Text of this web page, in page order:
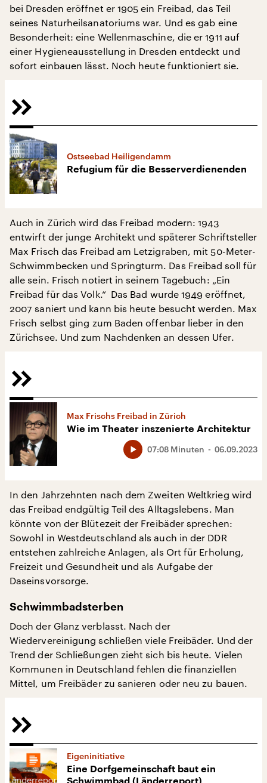
bei Dresden eröffnet er 1905 ein Freibad, das Teil
seines Naturheilsanatoriums war. Und es gab eine
Besonderheit: eine Wellenmaschine, die er 1911 auf
einer Hygieneausstellung in Dresden entdeckt und
sofort einbauen lässt. Noch heute funktioniert sie.
Ostseebad Heiligendamm
Refugium für die Besserverdienenden
Auch in Zürich wird das Freibad modern: 1943
entwirft der junge Architekt und späterer Schriftsteller
Max Frisch das Freibad am Letzigraben, mit 50-Meter-
Schwimmbecken und Springturm. Das Freibad soll für
alle sein. Frisch notiert in seinem Tagebuch: „Ein
Freibad für das Volk.“ Das Bad wurde 1949 eröffnet,
2007 saniert und kann bis heute besucht werden. Max
Frisch selbst ging zum Baden offenbar lieber in den
Zürichsee. Und zum Nachdenken an dessen Ufer.
Max Frischs Freibad in Zürich
Wie im Theater inszenierte Architektur
06.09.2023
07:08 Minuten
In den Jahrzehnten nach dem Zweiten Weltkrieg wird
das Freibad endgültig Teil des Alltagslebens. Man
könnte von der Blütezeit der Freibäder sprechen:
Sowohl in Westdeutschland als auch in der DDR
entstehen zahlreiche Anlagen, als Ort für Erholung,
Freizeit und Gesundheit und als Aufgabe der
Daseinsvorsorge.
Schwimmbadsterben
Doch der Glanz verblasst. Nach der
Wiedervereinigung schließen viele Freibäder. Und der
Trend der Schließungen zieht sich bis heute. Vielen
Kommunen in Deutschland fehlen die finanziellen
Mittel, um Freibäder zu sanieren oder neu zu bauen.
Eigeninitiative
Eine Dorfgemeinschaft baut ein
Schwimmbad (Länderreport)